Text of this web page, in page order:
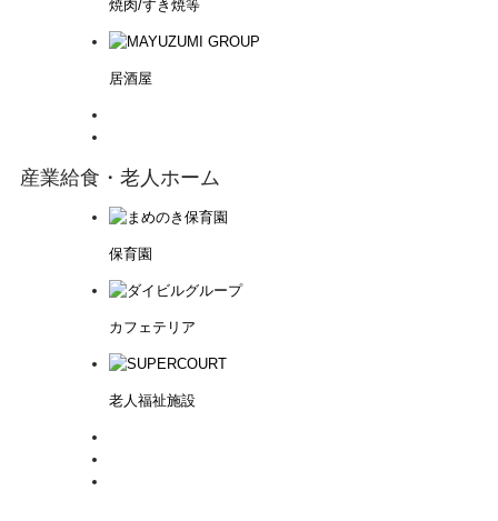
焼肉/すき焼等
居酒屋
産業給食・老人ホーム
保育園
カフェテリア
老人福祉施設